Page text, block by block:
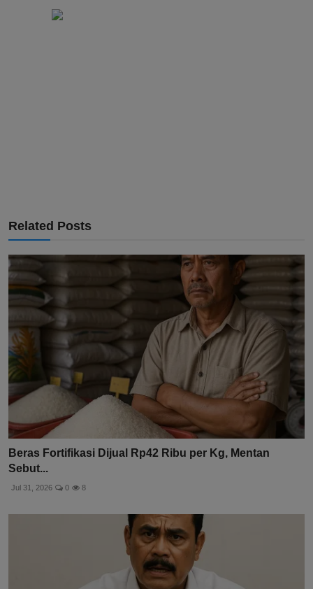
Related Posts
Beras Fortifikasi Dijual Rp42 Ribu per Kg, Mentan
Sebut...
Jul 31, 2026 0 8